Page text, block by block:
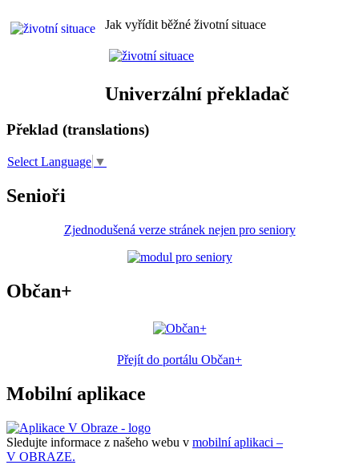
Jak vyřídit běžné životní situace
Univerzální překladač
Překlad (translations)
Select Language ▼
Senioři
Zjednodušená verze stránek nejen pro seniory
Občan+
Přejít do portálu Občan+
Mobilní aplikace
Sledujte informace z našeho webu v mobilní aplikaci –
V OBRAZE.